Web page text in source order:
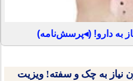
به دارو! (◂پرسش‌نامه)
نیاز به چک و سفته! ویزیت